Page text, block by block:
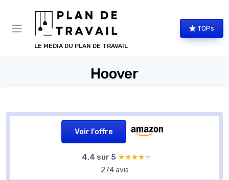
LE MEDIA DU PLAN DE TRAVAIL
TOPs
Hoover
Voir l'offre
4,4 sur 5 ★★★★★
★★★★★
274 avis